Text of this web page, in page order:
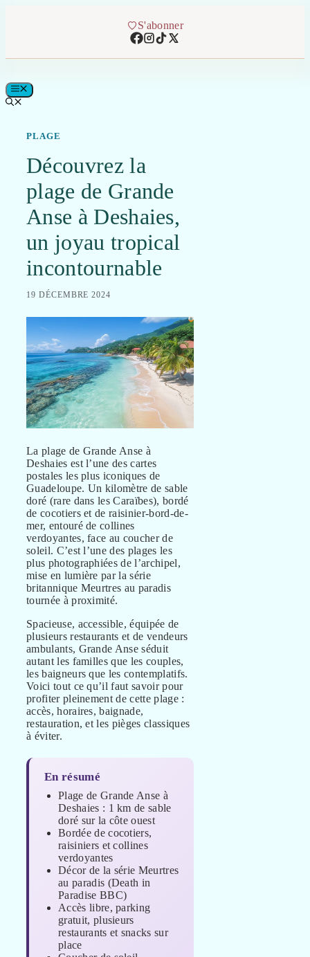
S'abonner
MENU
PLAGE
Découvrez la
plage de Grande
Anse à Deshaies,
un joyau tropical
incontournable
19 DÉCEMBRE 2024
La plage de Grande Anse à
Deshaies est l’une des cartes
postales les plus iconiques de
Guadeloupe. Un kilomètre de sable
doré (rare dans les Caraïbes), bordé
de cocotiers et de raisinier-bord-de-
mer, entouré de collines
verdoyantes, face au coucher de
soleil. C’est l’une des plages les
plus photographiées de l’archipel,
mise en lumière par la série
britannique Meurtres au paradis
tournée à proximité.
Spacieuse, accessible, équipée de
plusieurs restaurants et de vendeurs
ambulants, Grande Anse séduit
autant les familles que les couples,
les baigneurs que les contemplatifs.
Voici tout ce qu’il faut savoir pour
profiter pleinement de cette plage :
accès, horaires, baignade,
restauration, et les pièges classiques
à éviter.
En résumé
Plage de Grande Anse à
Deshaies : 1 km de sable
doré sur la côte ouest
Bordée de cocotiers,
raisiniers et collines
verdoyantes
Décor de la série Meurtres
au paradis (Death in
Paradise BBC)
Accès libre, parking
gratuit, plusieurs
restaurants et snacks sur
place